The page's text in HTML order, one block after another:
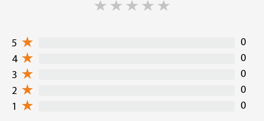
5
0
4
0
3
0
2
0
1
0